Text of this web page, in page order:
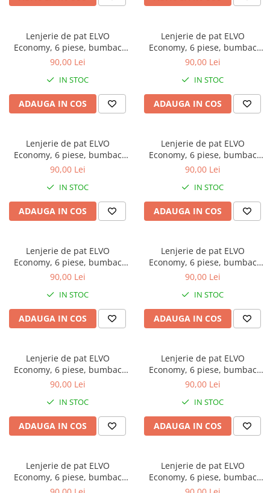
Lenjerie de pat ELVO
Economy, 6 piese, bumbac
policoton, crem, cu flori
90,00 Lei
IN STOC
ADAUGA IN COS
Lenjerie de pat ELVO
Economy, 6 piese, bumbac
policoton, crem, cu flori
90,00 Lei
IN STOC
ADAUGA IN COS
Lenjerie de pat ELVO
Economy, 6 piese, bumbac
policoton, crem, cu trandafiri
90,00 Lei
IN STOC
ADAUGA IN COS
Lenjerie de pat ELVO
Economy, 6 piese, bumbac
policoton, alba, cu stelute
90,00 Lei
IN STOC
ADAUGA IN COS
Lenjerie de pat ELVO
Economy, 6 piese, bumbac
policoton, alba, cu flori mov
90,00 Lei
IN STOC
ADAUGA IN COS
Lenjerie de pat ELVO
Economy, 6 piese, bumbac
policoton, alba, cu copaci
90,00 Lei
IN STOC
ADAUGA IN COS
Lenjerie de pat ELVO
Economy, 6 piese, bumbac
policoton, gri, cu flori mov
90,00 Lei
IN STOC
ADAUGA IN COS
Lenjerie de pat ELVO
Economy, 6 piese, bumbac
policoton, alba, cu flori roz
90,00 Lei
IN STOC
ADAUGA IN COS
Lenjerie de pat ELVO
Economy, 6 piese, bumbac
policoton, alba, cu flori
Lenjerie de pat ELVO
Economy, 6 piese, bumbac
policoton, gri, cu flori albe